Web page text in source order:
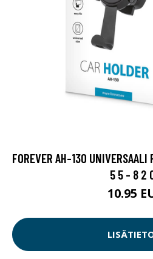
FOREVER AH-130
5 5 - 8 2
10.95